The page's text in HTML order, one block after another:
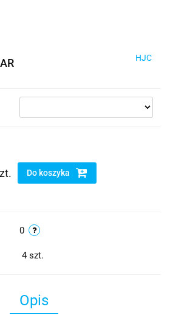
HJC
Do koszyka
0
4 szt.
Opis